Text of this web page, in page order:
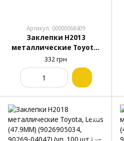
Артикул: 00000068409
Заклепки H2013
металлические Toyota,
Ford, Opel
(9026904051,90269A0006,60
28434,E864164S,0164361)
(уп. 100 шт.)
332 грн